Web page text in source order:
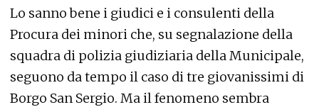
Lo sanno bene i giudici e i consulenti della
Procura dei minori che, su segnalazione della
squadra di polizia giudiziaria della Municipale,
seguono da tempo il caso di tre giovanissimi di
Borgo San Sergio. Ma il fenomeno sembra